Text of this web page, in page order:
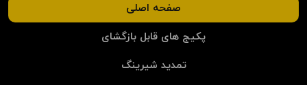
صفحه اصلی
پکیج های قابل بازگشای
تمدید شیرینگ